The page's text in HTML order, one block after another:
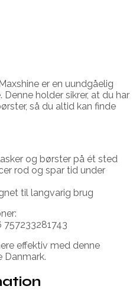
er en uundgåelig
holder sikrer, at du har
så du altid kan finde
og børster på ét sted
rod og spar tid under
til langvarig brug
effektiv med denne
Danmark.